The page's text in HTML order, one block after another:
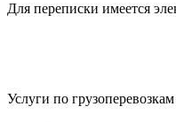
Для переписки имеется
Услуги по